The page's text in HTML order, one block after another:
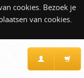
cookies. Bezoek je
van cookies.